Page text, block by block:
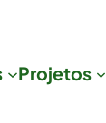
Projetos